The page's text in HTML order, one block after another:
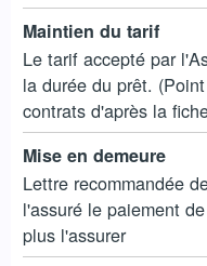
Maintien du tarif
Le tarif accepté par
la durée du prêt.
contrats d'après la
Mise en demeure
Lettre recommandée
l'assuré le paiement
plus l'assurer